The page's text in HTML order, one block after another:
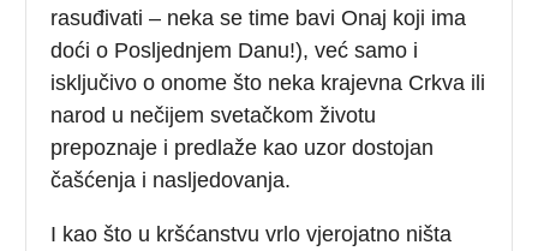
rasuđivati – neka se time bavi Onaj koji ima
doći o Posljednjem Danu!), već samo i
isključivo o onome što neka krajevna Crkva ili
narod u nečijem svetačkom životu
prepoznaje i predlaže kao uzor dostojan
čašćenja i nasljedovanja.
I kao što u kršćanstvu vrlo vjerojatno ništa